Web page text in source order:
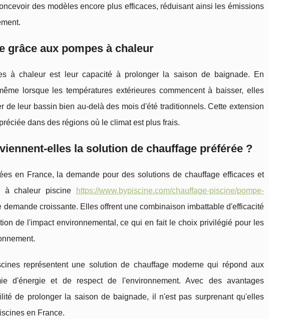
des modèles encore plus efficaces, réduisant ainsi les émissions
grâce aux pompes à chaleur
à chaleur est leur capacité à prolonger la saison de baignade. En
lorsque les températures extérieures commencent à baisser, elles
de leur bassin bien au-delà des mois d'été traditionnels. Cette extension
dans des régions où le climat est plus frais.
elles la solution de chauffage préférée ?
en France, la demande pour des solutions de chauffage efficaces et
à chaleur piscine
https://www.bypiscine.com/chauffage-piscine/pompe-
croissante. Elles offrent une combinaison imbattable d'efficacité
de l'impact environnemental, ce qui en fait le choix privilégié pour les
représentent une solution de chauffage moderne qui répond aux
d'énergie et de respect de l'environnement. Avec des avantages
de prolonger la saison de baignade, il n'est pas surprenant qu'elles
en France.